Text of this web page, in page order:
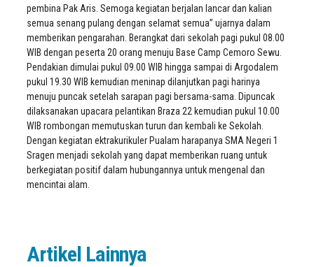
pembina Pak Aris. Semoga kegiatan berjalan lancar dan kalian
semua senang pulang dengan selamat semua” ujarnya dalam
memberikan pengarahan. Berangkat dari sekolah pagi pukul 08.00
WIB dengan peserta 20 orang menuju Base Camp Cemoro Sewu.
Pendakian dimulai pukul 09.00 WIB hingga sampai di Argodalem
pukul 19.30 WIB kemudian meninap dilanjutkan pagi harinya
menuju puncak setelah sarapan pagi bersama-sama. Dipuncak
dilaksanakan upacara pelantikan Braza 22 kemudian pukul 10.00
WIB rombongan memutuskan turun dan kembali ke Sekolah.
Dengan kegiatan ektrakurikuler Pualam harapanya SMA Negeri 1
Sragen menjadi sekolah yang dapat memberikan ruang untuk
berkegiatan positif dalam hubungannya untuk mengenal dan
mencintai alam.
Artikel Lainnya